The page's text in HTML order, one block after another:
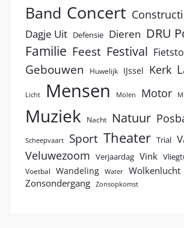
Band Concert
Dagje Uit Defensie Dieren DRU
Familie Feest Festival
Gebouwen Huwelijk IJssel Kerk
Licht Mensen Molen Motor
Muziek Nacht Natuur
Scheepvaart Sport Theater Trial
Veluwezoom Verjaardag Vink
Voetbal
Wandeling Water
Wolkenlucht
Zonsondergang
Zonsopkomst